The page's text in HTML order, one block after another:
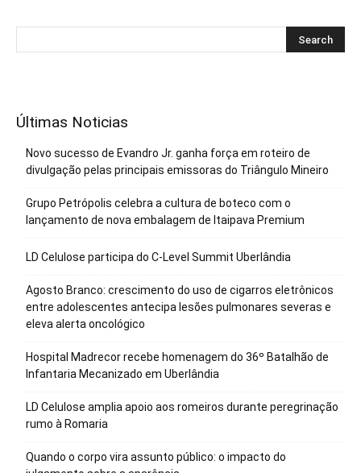
Últimas Noticias
Novo sucesso de Evandro Jr. ganha força em roteiro de
divulgação pelas principais emissoras do Triângulo Mineiro
Grupo Petrópolis celebra a cultura de boteco com o
lançamento de nova embalagem de Itaipava Premium
LD Celulose participa do C-Level Summit Uberlândia
Agosto Branco: crescimento do uso de cigarros eletrônicos
entre adolescentes antecipa lesões pulmonares severas e
eleva alerta oncológico
Hospital Madrecor recebe homenagem do 36º Batalhão de
Infantaria Mecanizado em Uberlândia
LD Celulose amplia apoio aos romeiros durante peregrinação
rumo à Romaria
Quando o corpo vira assunto público: o impacto do